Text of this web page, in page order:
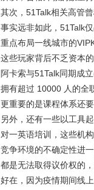
其次，51Talk相关高管
事实远非如此，51Talk
重点布局一线城市的
这些玩家背后不乏资本
阿卡索与51Talk同期成
拥有超过 10000 人的全
更重要的是课程体系还要
另外，还有一些以工具
对一英语培训，这些机
竞争环境的不确定性进
都是无法取得议价权的
好在，因为疫情期间线